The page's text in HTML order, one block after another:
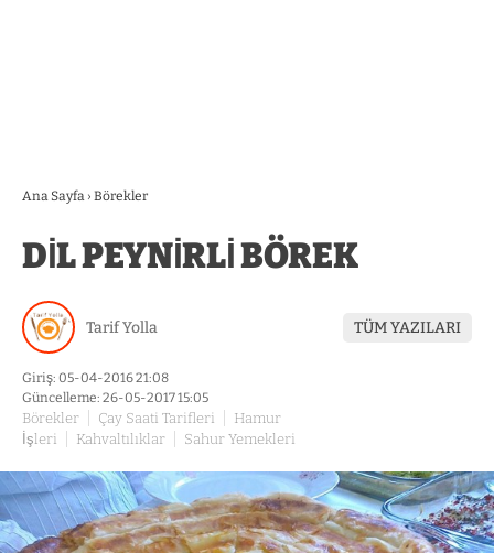
Ana Sayfa › Börekler
DİL PEYNİRLİ BÖREK
Tarif Yolla TÜM YAZILARI
Giriş: 05-04-2016 21:08
Güncelleme: 26-05-2017 15:05
Börekler Çay Saati Tarifleri
Hamur
İşleri
Kahvaltılıklar Sahur Yemekleri